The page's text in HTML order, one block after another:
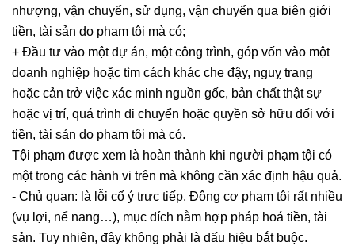
nhượng, vận chuyển, sử dụng, vận chuyển qua biên giới
tiền, tài sản do phạm tội mà có;
+ Đầu tư vào một dự án, một công trình, góp vốn vào một
doanh nghiệp hoặc tìm cách khác che đậy, nguỵ trang
hoặc cản trở việc xác minh nguồn gốc, bản chất thật sự
hoặc vị trí, quá trình di chuyển hoặc quyền sở hữu đối với
tiền, tài sản do phạm tội mà có.
Tội phạm được xem là hoàn thành khi người phạm tội có
một trong các hành vi trên mà không cần xác định hậu quả.
- Chủ quan: là lỗi cố ý trực tiếp. Động cơ phạm tội rất nhiều
(vụ lợi, nể nang…), mục đích nằm hợp pháp hoá tiền, tài
sản. Tuy nhiên, đây không phải là dấu hiệu bắt buộc.